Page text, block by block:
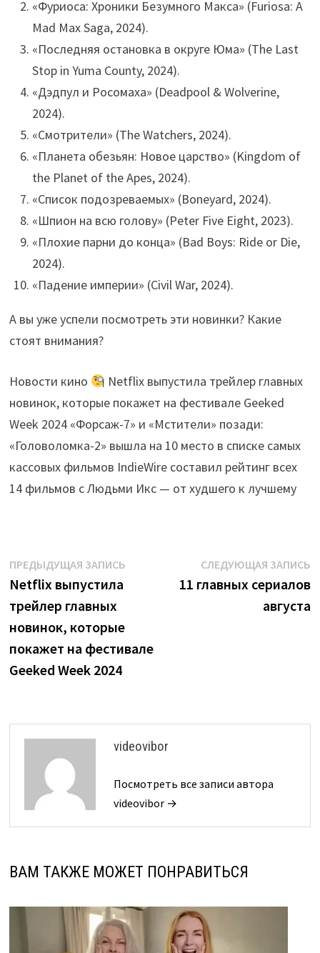
«Фуриоса: Хроники Безумного Макса» (Furiosa: A
Mad Max Saga, 2024).
«Последняя остановка в округе Юма» (The Last
Stop in Yuma County, 2024).
«Дэдпул и Росомаха» (Deadpool & Wolverine,
2024).
«Смотрители» (The Watchers, 2024).
«Планета обезьян: Новое царство» (Kingdom of
the Planet of the Apes, 2024).
«Список подозреваемых» (Boneyard, 2024).
«Шпион на всю голову» (Peter Five Eight, 2023).
«Плохие парни до конца» (Bad Boys: Ride or Die,
2024).
«Падение империи» (Civil War, 2024).
А вы уже успели посмотреть эти новинки? Какие
стоят внимания?
Новости кино
Netflix выпустила трейлер главных
новинок, которые покажет на фестивале Geeked
Week 2024 «Форсаж-7» и «Мстители» позади:
«Головоломка-2» вышла на 10 место в списке самых
кассовых фильмов IndieWire составил рейтинг всех
14 фильмов с Людьми Икс — от худшего к лучшему
Навигация
по
записям
ПРЕДЫДУЩАЯ ЗАПИСЬПредыдущая
Netflix выпустила
трейлер главных
новинок, которые
покажет на фестивале
Geeked Week 2024
СЛЕДУЮЩАЯ ЗАПИСЬ
11 главных сериалов
августа
videovibor
Посмотреть все записи автора
videovibor →
ВАМ ТАКЖЕ МОЖЕТ ПОНРАВИТЬСЯ